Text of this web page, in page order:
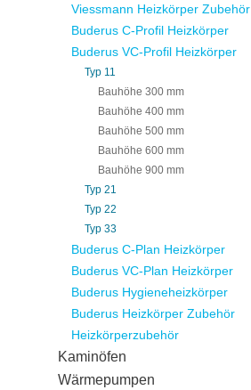
Viessmann Heizkörper Zubehör
Buderus C-Profil Heizkörper
Buderus VC-Profil Heizkörper
Typ 11
Bauhöhe 300 mm
Bauhöhe 400 mm
Bauhöhe 500 mm
Bauhöhe 600 mm
Bauhöhe 900 mm
Typ 21
Typ 22
Typ 33
Buderus C-Plan Heizkörper
Buderus VC-Plan Heizkörper
Buderus Hygieneheizkörper
Buderus Heizkörper Zubehör
Heizkörperzubehör
Kaminöfen
Wärmepumpen